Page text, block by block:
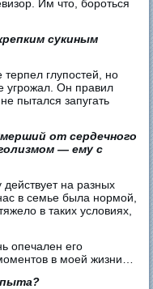
Им что, бороться
сукиным
глупостей, но
угрожал. Он правил
пытался запугать
от сердечного
— ему с
на разных
в семье была нормой,
в таких условиях,
опечален его
в моей жизни…